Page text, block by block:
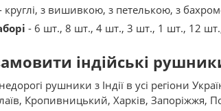
круглі, з вишивкою, з петелькою, з
- 6 шт., 8 шт., 4 шт., 3 шт., 1 шт., 12
індійські
рушники з Індії в усі регіони
Кропивницький, Харків, Запоріжжя,